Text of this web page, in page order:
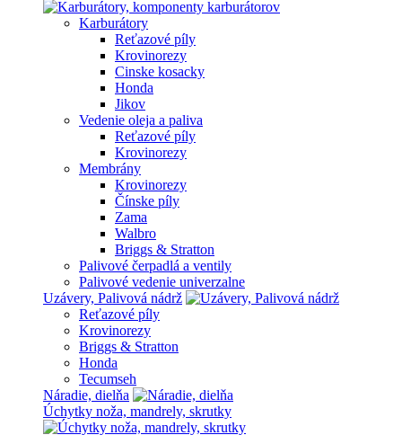
Karburátory
Reťazové píly
Krovinorezy
Cinske kosacky
Honda
Jikov
Vedenie oleja a paliva
Reťazové píly
Krovinorezy
Membrány
Krovinorezy
Čínske píly
Zama
Walbro
Briggs & Stratton
Palivové čerpadlá a ventily
Palivové vedenie univerzalne
Uzávery, Palivová nádrž
Reťazové píly
Krovinorezy
Briggs & Stratton
Honda
Tecumseh
Náradie, dielňa
Úchytky noža, mandrely, skrutky